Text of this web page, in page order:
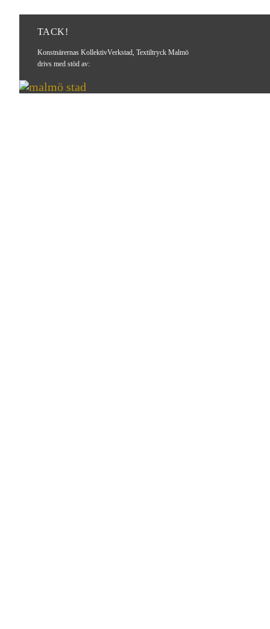
TACK!
Konstnärernas KollektivVerkstad, Textiltryck Malmö
drivs med stöd av: